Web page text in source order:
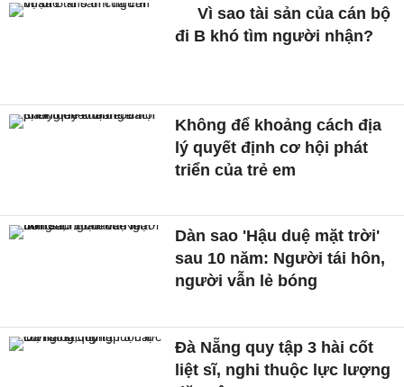
Vì sao tài sản của cán bộ
đi B khó tìm người nhận?
Không để khoảng cách địa
lý quyết định cơ hội phát
triển của trẻ em
Dàn sao 'Hậu duệ mặt trời'
sau 10 năm: Người tái hôn,
người vẫn lẻ bóng
Đà Nẵng quy tập 3 hài cốt
liệt sĩ, nghi thuộc lực lượng